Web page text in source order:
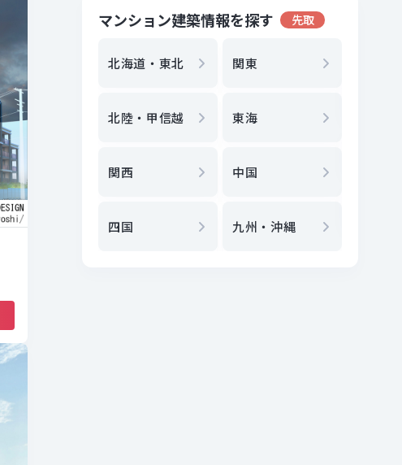
マンション建築情報を探す 先取
北海道・東北 関東
北陸・甲信越 東海
関西 中国
四国 九州・沖縄